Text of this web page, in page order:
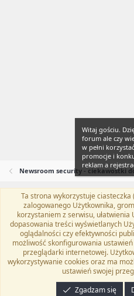
Newsroom security - ciekawostki
Flat Awesome + (Parent DO NOT
Kontakt
Regulamin Polityka
TwitterKontakt
RSS
Community platform by XenForo® ©
Witaj gościu.
forum ale czy
w pełni
promocje i
reklam a
Ta strona wykorzystuje
zalogowanego Użytkownika,
korzystaniem z serwisu,
dopasowania treści wyświetlanych
oglądalności czy efektywności
możliwość skonfigurowania
przeglądarki internetowej.
wykorzystywanie cookies oraz ma
ustawień swojej
Zgadzam się